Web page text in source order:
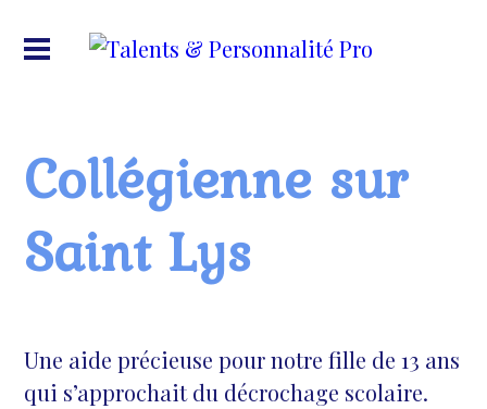
Collégienne sur
Saint Lys
Une aide précieuse pour notre fille de 13 ans
qui s’approchait du décrochage scolaire.